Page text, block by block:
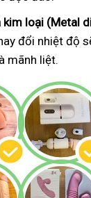
kim loại (Metal
đổi nhiệt độ
mãnh liệt.